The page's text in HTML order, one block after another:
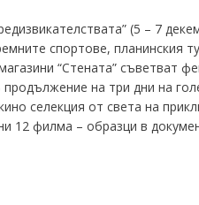
(5 – 7
спортове, планинския
“Стената” съветват
на три дни на
селекция от света на
12 филма – образци в